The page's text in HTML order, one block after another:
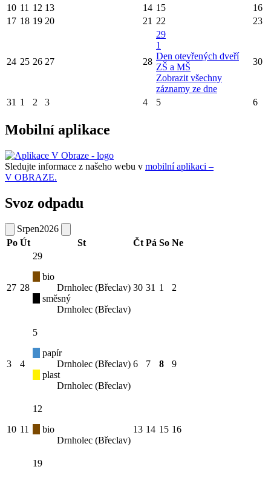
10 11 12 13 14 15
16
17 18 19 20 21 22 23
24 25 26 27 28
29
1
Den otevřených dveří
ZŠ a MŠ
Zobrazit všechny
záznamy ze dne
30
31 1 2 3 4 5 6
Mobilní aplikace
Sledujte informace z našeho webu v mobilní aplikaci –
V OBRAZE.
Svoz odpadu
Srpen2026
Po Út St Čt Pá So Ne
27 28
29
bio
Drnholec (Břeclav)
směsný
Drnholec (Břeclav)
30 31 1 2
3 4
5
papír
Drnholec (Břeclav)
plast
Drnholec (Břeclav)
6 7 8 9
10 11
12
bio
Drnholec (Břeclav)
13 14 15 16
19